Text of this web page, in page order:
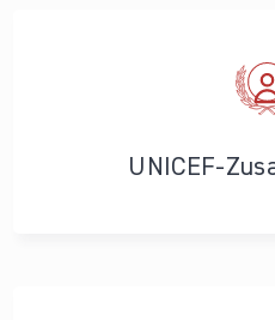
UNICEF-